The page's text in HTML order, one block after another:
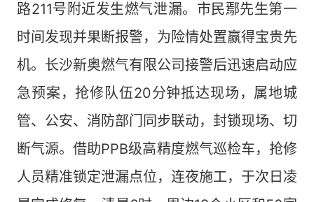
路211号附近发生燃气泄漏。市民鄢先生第一
时间发现并果断报警，为险情处置赢得宝贵先
机。长沙新奥燃气有限公司接警后迅速启动应
急预案，抢修队伍20分钟抵达现场，属地城
管、公安、消防部门同步联动，封锁现场、切
断气源。借助PPB级高精度燃气巡检车，抢修
人员精准锁定泄漏点位，连夜施工，于次日凌